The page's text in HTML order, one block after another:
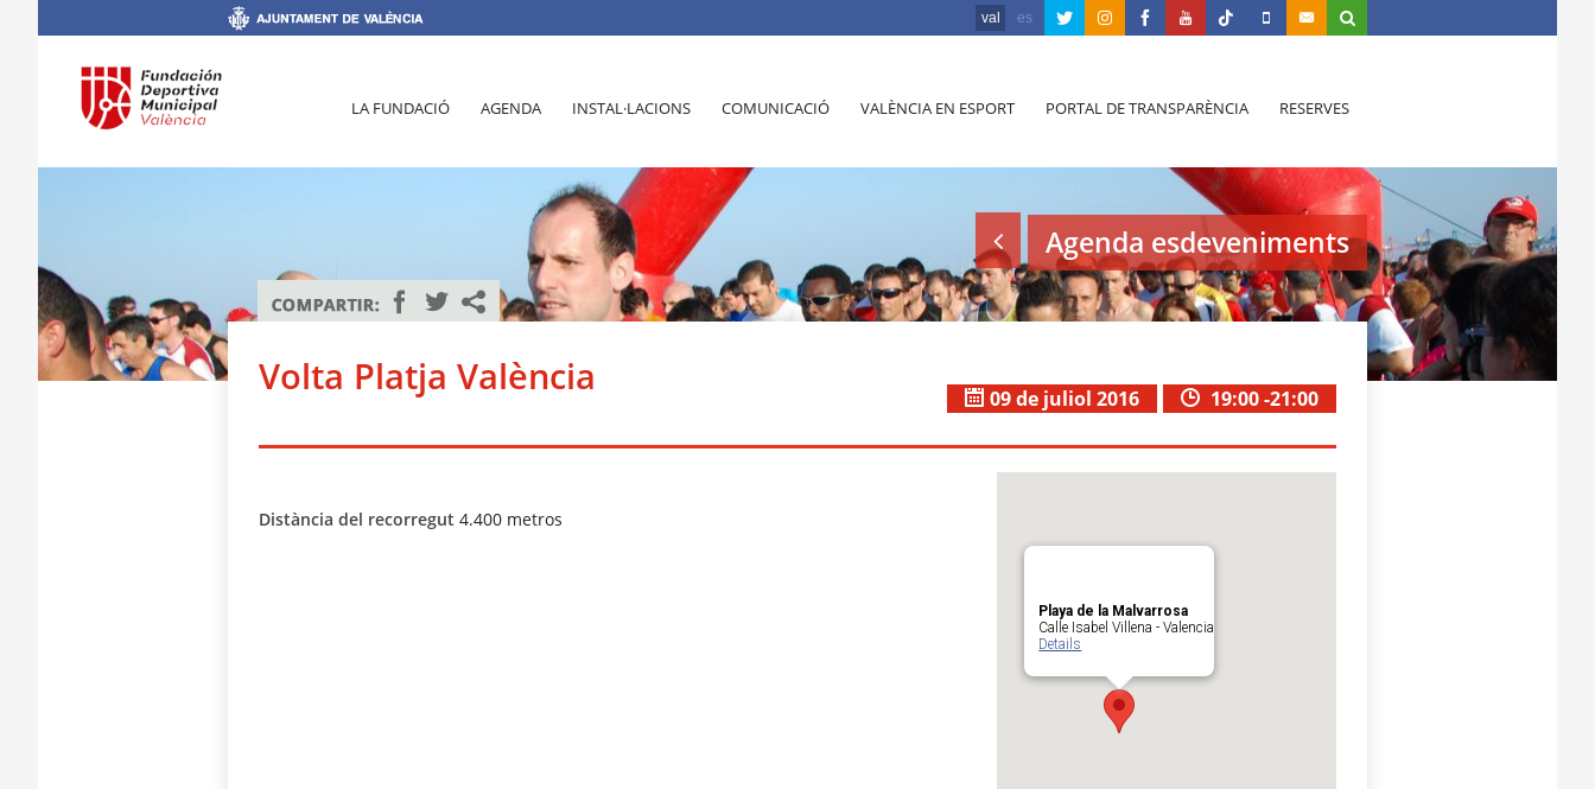
val es
LA FUNDACIÓ AGENDA INSTAL·LACIONS COMUNICACIÓ VALÈNCIA EN ESPORT PORTAL DE TRANSPARÈNCIA RESERVES
Agenda esdeveniments
Volta Platja València
19:00 -21:00
09 de juliol 2016
Distància del recorregut 4.400 metros
Playa de la Malvarrosa
Calle Isabel Villena - Valencia
Details